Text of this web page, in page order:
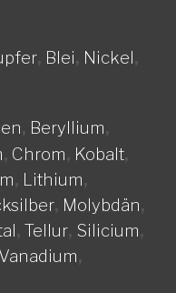
, Blei, Nickel,
, Beryllium,
, Chrom, Kobalt,
, Lithium,
, Molybdän,
, Tellur, Silicium,
Vanadium,